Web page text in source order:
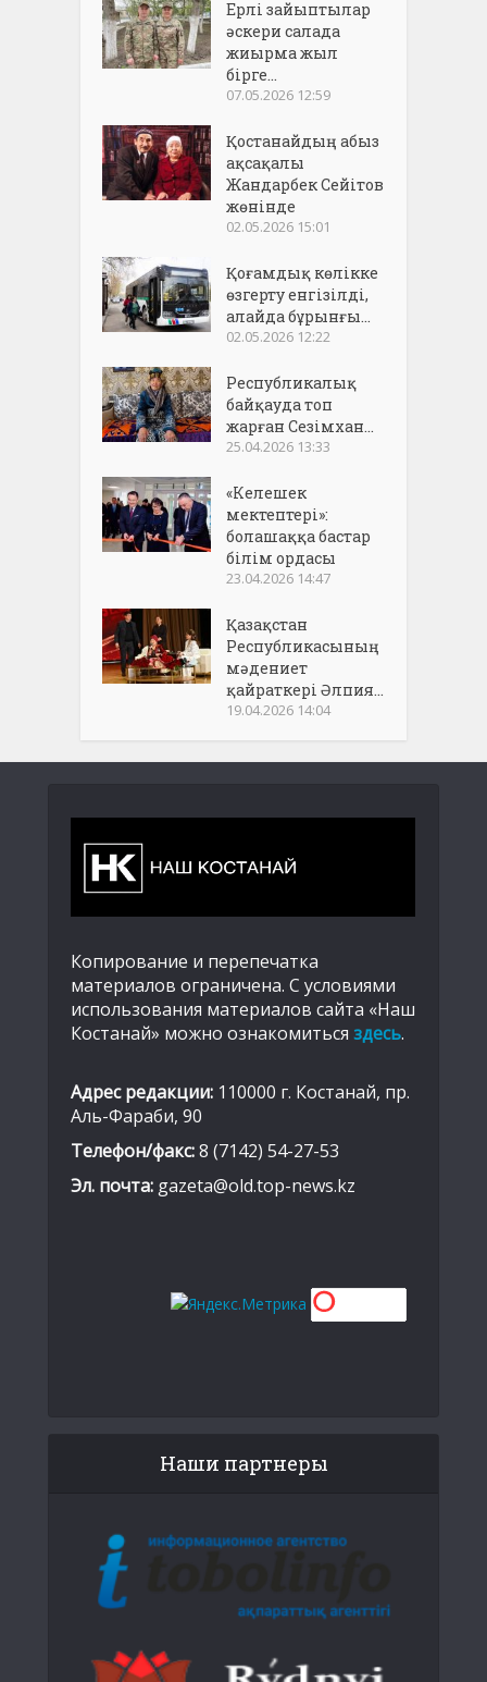
Ерлі зайыптылар
әскери салада
жиырма жыл
бірге...
07.05.2026 12:59
Қостанайдың абыз
ақсақалы
Жандарбек Сейітов
жөнінде
02.05.2026 15:01
Қоғамдық көлікке
өзгерту енгізілді,
алайда бұрынғы...
02.05.2026 12:22
Республикалық
байқауда топ
жарған Сезімхан...
25.04.2026 13:33
«Келешек
мектептері»:
болашаққа бастар
білім ордасы
23.04.2026 14:47
Қазақстан
Республикасының
мәдениет
қайраткері Әлпия...
19.04.2026 14:04
Копирование и перепечатка
материалов ограничена. С условиями
использования материалов сайта «Наш
Костанай» можно ознакомиться здесь.
Адрес редакции: 110000 г. Костанай, пр.
Аль-Фараби, 90
Телефон/факс:8 (7142) 54-27-53
Эл. почта: gazeta@old.top-news.kz
Наши партнеры